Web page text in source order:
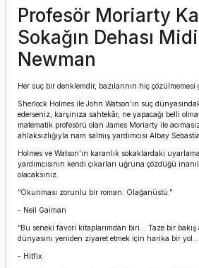
Profesör Moriarty
Sokağın Dehası
Newman
Her suç bir denklemdir, bazılarının hiç çözülmemesi
Sherlock Holmes ile John Watson’ın suç
ederseniz, karşınıza sahtekâr, ne yapacağı belli
matematik profesörü olan James Moriarty ile
ahlaksızlığıyla nam salmış yardımcısı Albay
Holmes ve Watson’ın karanlık sokaklardaki
yardımcısının kendi çıkarları uğruna çözdüğü
olacaksınız.
“Okunması zorunlu bir roman. Olağanüstü.”
- Neil Gaiman
“Bu seneki favori kitaplarımdan biri… Taze bir bakış
dünyasını yeniden ziyaret etmek için harika bir
- Hitfix